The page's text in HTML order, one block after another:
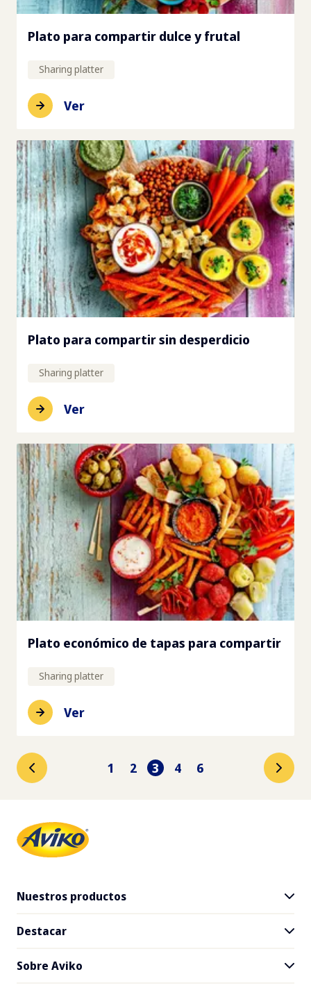
Plato para compartir dulce y frutal
Sharing platter
Ver
Plato para compartir sin desperdicio
Sharing platter
Ver
Plato económico de tapas para compartir
Sharing platter
Ver
1 2 3 4 6
Nuestros productos
Gama de productos
SuperCrunch
Destacar
Recetas
Sobre Aviko